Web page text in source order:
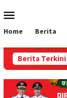
ke
Mobile
Home Berita
Berita Terkini
Pelaku